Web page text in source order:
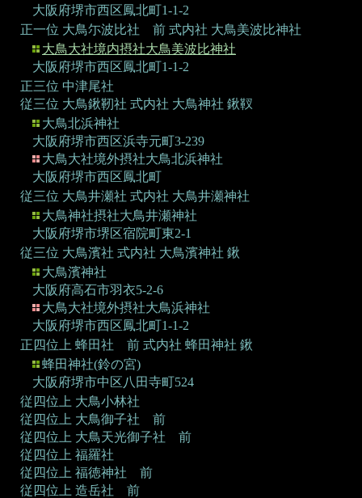
大阪府堺市西区鳳北町1-1-2
正一位 大鳥尓波比社 前 式内社 大鳥美波比神社
大鳥大社境内摂社大鳥美波比神社
大阪府堺市西区鳳北町1-1-2
正三位 中津尾社
従三位 大鳥鍬靭社 式内社 大鳥神社 鍬靫
大鳥北浜神社
大阪府堺市西区浜寺元町3-239
大鳥大社境外摂社大鳥北浜神社
大阪府堺市西区鳳北町
従三位 大鳥井瀬社 式内社 大鳥井瀬神社
大鳥神社摂社大鳥井瀬神社
大阪府堺市堺区宿院町東2-1
従三位 大鳥濱社 式内社 大鳥濱神社 鍬
大鳥濱神社
大阪府高石市羽衣5-2-6
大鳥大社境外摂社大鳥浜神社
大阪府堺市西区鳳北町1-1-2
正四位上 蜂田社 前 式内社 蜂田神社 鍬
蜂田神社(鈴の宮)
大阪府堺市中区八田寺町524
従四位上 大鳥小林社
従四位上 大鳥御子社 前
従四位上 大鳥天光御子社 前
従四位上 福羅社
従四位上 福徳神社 前
従四位上 造岳社 前